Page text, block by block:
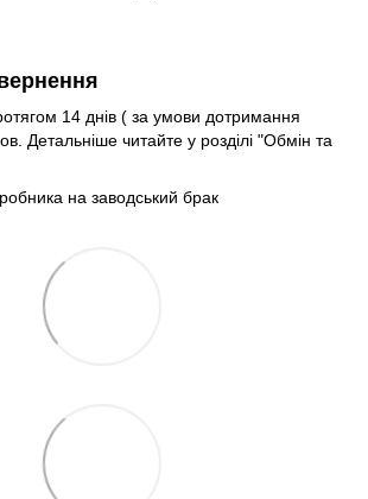
14 днів ( за умови дотримання
Детальніше читайте у розділі "Обмін та
на заводський брак